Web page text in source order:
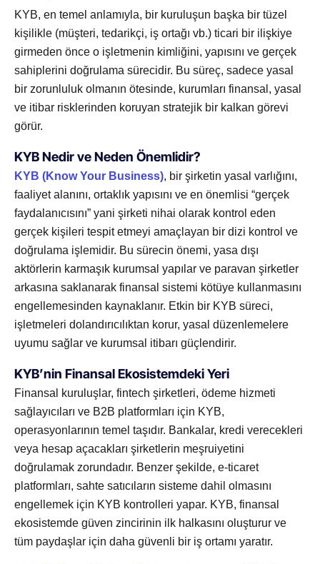
KYB, en temel anlamıyla, bir kuruluşun başka bir tüzel
kişilikle (müşteri, tedarikçi, iş ortağı vb.) ticari bir ilişkiye
girmeden önce o işletmenin kimliğini, yapısını ve gerçek
sahiplerini doğrulama sürecidir. Bu süreç, sadece yasal
bir zorunluluk olmanın ötesinde, kurumları finansal, yasal
ve itibar risklerinden koruyan stratejik bir kalkan görevi
görür.
KYB Nedir ve Neden Önemlidir?
KYB (Know Your Business), bir şirketin yasal varlığını,
faaliyet alanını, ortaklık yapısını ve en önemlisi “gerçek
faydalanıcısını” yani şirketi nihai olarak kontrol eden
gerçek kişileri tespit etmeyi amaçlayan bir dizi kontrol ve
doğrulama işlemidir. Bu sürecin önemi, yasa dışı
aktörlerin karmaşık kurumsal yapılar ve paravan şirketler
arkasına saklanarak finansal sistemi kötüye kullanmasını
engellemesinden kaynaklanır. Etkin bir KYB süreci,
işletmeleri dolandırıcılıktan korur, yasal düzenlemelere
uyumu sağlar ve kurumsal itibarı güçlendirir.
KYB’nin Finansal Ekosistemdeki Yeri
Finansal kuruluşlar, fintech şirketleri, ödeme hizmeti
sağlayıcıları ve B2B platformları için KYB,
operasyonlarının temel taşıdır. Bankalar, kredi verecekleri
veya hesap açacakları şirketlerin meşruiyetini
doğrulamak zorundadır. Benzer şekilde, e-ticaret
platformları, sahte satıcıların sisteme dahil olmasını
engellemek için KYB kontrolleri yapar. KYB, finansal
ekosistemde güven zincirinin ilk halkasını oluşturur ve
tüm paydaşlar için daha güvenli bir iş ortamı yaratır.